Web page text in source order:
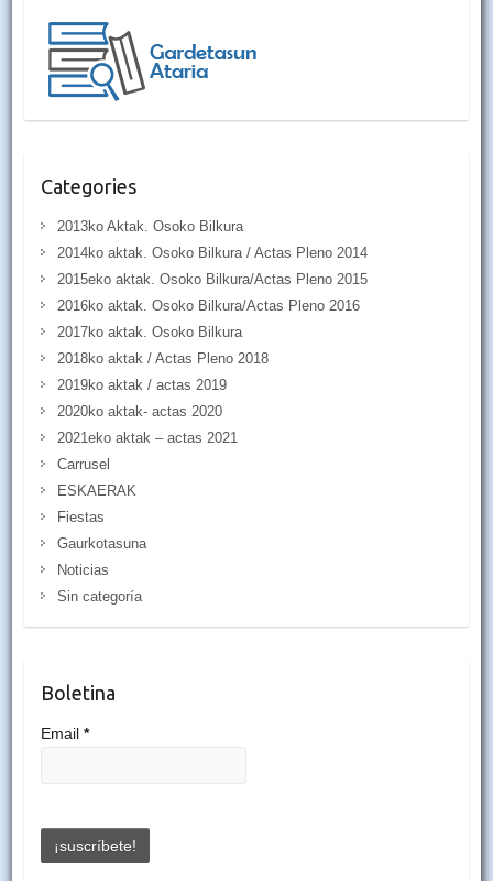
Categories
2013ko Aktak. Osoko Bilkura
2014ko aktak. Osoko Bilkura / Actas Pleno 2014
2015eko aktak. Osoko Bilkura/Actas Pleno 2015
2016ko aktak. Osoko Bilkura/Actas Pleno 2016
2017ko aktak. Osoko Bilkura
2018ko aktak / Actas Pleno 2018
2019ko aktak / actas 2019
2020ko aktak- actas 2020
2021eko aktak – actas 2021
Carrusel
ESKAERAK
Fiestas
Gaurkotasuna
Noticias
Sin categoría
Boletina
Email *